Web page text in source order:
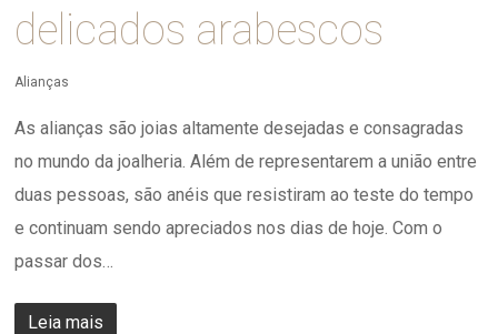
delicados arabescos
Alianças
As alianças são joias altamente desejadas e consagradas
no mundo da joalheria. Além de representarem a união entre
duas pessoas, são anéis que resistiram ao teste do tempo
e continuam sendo apreciados nos dias de hoje. Com o
passar dos…
Leia mais